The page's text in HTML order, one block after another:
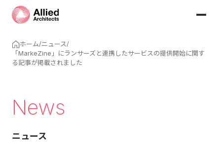
ホーム/ニュース/
「MarkeZine」にランサーズと連携したサービスの提供開始に関す
る記事が掲載されました
News
ニュース